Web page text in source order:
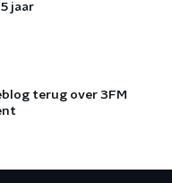
jaar
terug over 3FM